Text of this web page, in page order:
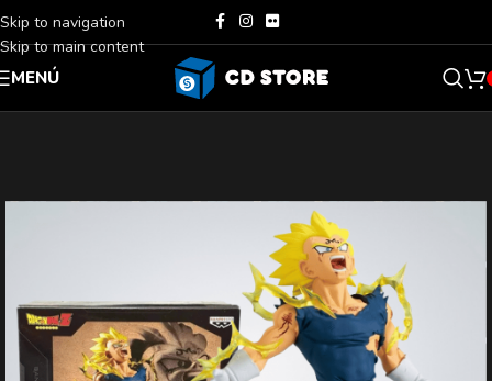
Skip to navigation
Skip to main content
MENÚ